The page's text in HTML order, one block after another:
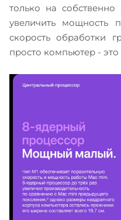
только на собственно
увеличить мощность
скорость обработки
просто компьютер - это